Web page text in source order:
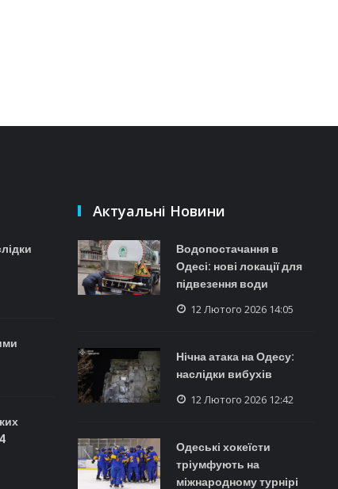
Актуальні Новини
Водопостачання в
Одесі: нові локації для
підвезення води
12 Лютого 2026 14:05
Нічна атака на Одесу:
наслідки вибухів
12 Лютого 2026 12:42
Одеські хокеїсти
тріумфують на
міжнародному турнірі